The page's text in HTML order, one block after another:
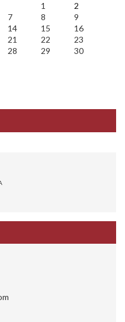
1
2
7 8
9
14 15
16
21 22
23
28 29
30